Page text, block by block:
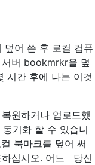
덮어 쓴 후 로컬 컴퓨
버 bookmrkr을 덮
시간 후에 나는 이것
원하거나 업로드했
기화 할 수 있습니
북마크를 덮어 써
하십시오. 어느 당신